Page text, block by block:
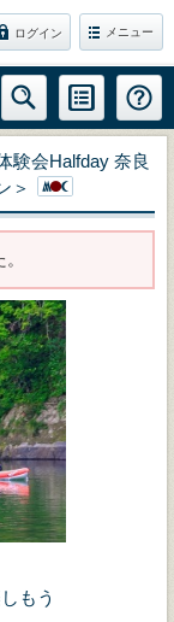
ログイン メニュー
験会Halfday 奈良
＞
もう